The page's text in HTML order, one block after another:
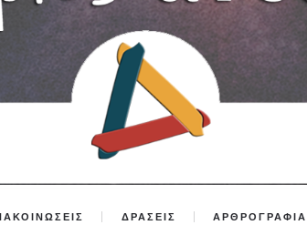
ΔΡΑΣΕΙΣ ΑΡΘΡΟΓΡΑΦΙΑ